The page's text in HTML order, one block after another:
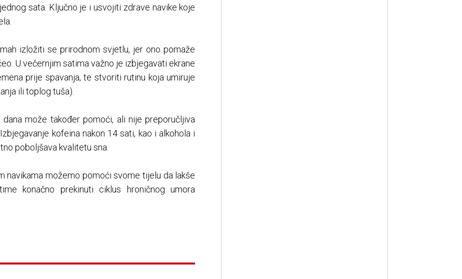
sata. Ključno je i usvojiti zdrave navike koje
izložiti se prirodnom svjetlu, jer ono pomaže
U večernjim satima važno je izbjegavati ekrane
prije spavanja, te stvoriti rutinu koja umiruje
ili toplog tuša).
može također pomoći, ali nije preporučljiva
kofeina nakon 14 sati, kao i alkohola i
poboljšava kvalitetu sna.
navikama možemo pomoći svome tijelu da lakše
konačno prekinuti ciklus hroničnog umora